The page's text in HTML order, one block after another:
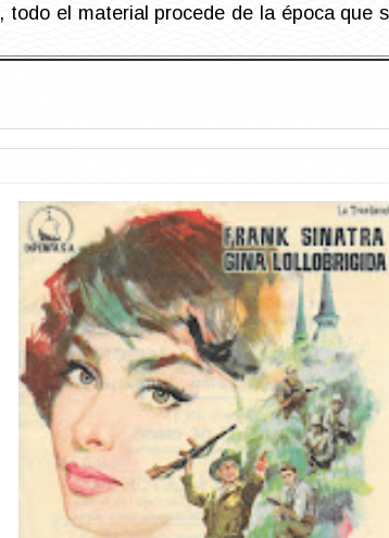
, todo el material procede de la época que